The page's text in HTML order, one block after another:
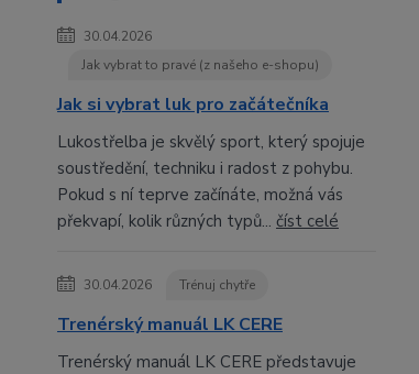
30.04.2026
Jak vybrat to pravé (z našeho e-shopu)
Jak si vybrat luk pro začátečníka
Lukostřelba je skvělý sport, který spojuje
soustředění, techniku i radost z pohybu.
Pokud s ní teprve začínáte, možná vás
překvapí, kolik různých typů... číst celé
30.04.2026 Trénuj chytře
Trenérský manuál LK CERE
Trenérský manuál LK CERE představuje